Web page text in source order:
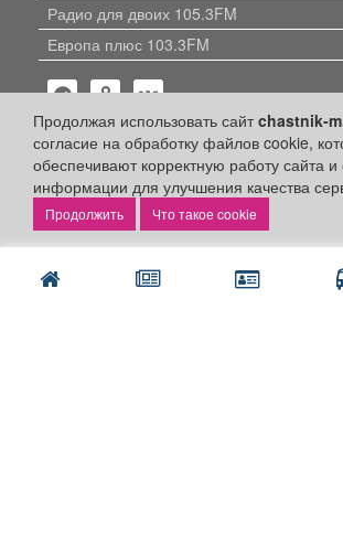
Продолжая использовать сайтchastnik-
согласие на обработку файлов cookie,
обеспечивают корректную работу сайта и
информации для улучшения качества
Что такое cookie
Радио для двоих 105.3FM
Европа плюс 103.3FM
Политика конфиденциальности
Публикации с пометкой «Реклама», «На правах
«Партнёрский проект» оплачены
Редакция сайта не несет ответственности за
информации, содержащейся в рекламных